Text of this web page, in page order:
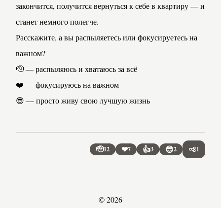
закончится, получится вернуться к себе в квартиру — и
станет немного полегче.
Расскажите, а вы распыляетесь или фокусируетесь на
важном?
🫡 — распыляюсь и хватаюсь за всё
❤️ — фокусируюсь на важном
😎 — просто живу свою лучшую жизнь
🫡12 ❤7 👍3 😎2 1
Share
© 2026